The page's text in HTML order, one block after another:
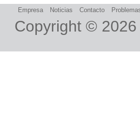
Empresa Noticias Contacto
Copyright © 2026